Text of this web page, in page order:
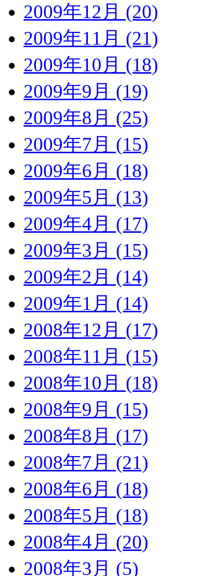
2009年12月 (20)
2009年11月 (21)
2009年10月 (18)
2009年9月 (19)
2009年8月 (25)
2009年7月 (15)
2009年6月 (18)
2009年5月 (13)
2009年4月 (17)
2009年3月 (15)
2009年2月 (14)
2009年1月 (14)
2008年12月 (17)
2008年11月 (15)
2008年10月 (18)
2008年9月 (15)
2008年8月 (17)
2008年7月 (21)
2008年6月 (18)
2008年5月 (18)
2008年4月 (20)
2008年3月 (5)